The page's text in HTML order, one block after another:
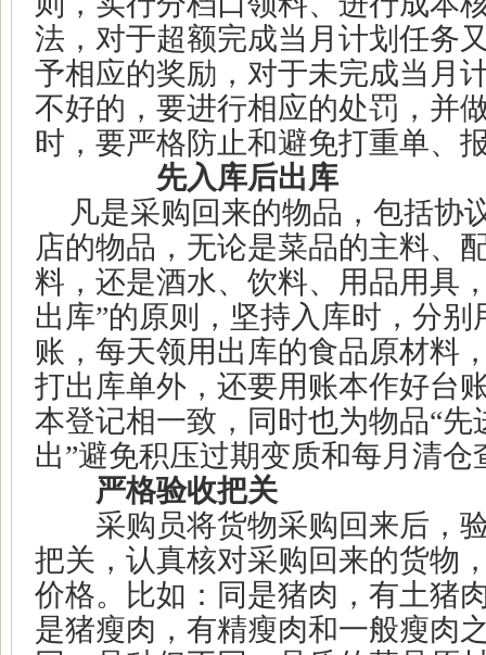
法，对于超额完成当月计划任务
予相应的奖励，对于未完成当月
不好的，要进行相应的处罚，并
时，要严格防止和避免打重单、
先入库后出库
凡是采购回来的物品，包括协
店的物品，无论是菜品的主料、
料，还是酒水、饮料、用品用具
出库”的原则，坚持入库时，分
账，每天领用出库的食品原材料
打出库单外，还要用账本作好台
本登记相一致，同时也为物品“先
出”避免积压过期变质和每月清仓
严格验收把关
采购员将货物采购回来后，验
把关，认真核对采购回来的货物
价格。比如：同是猪肉，有土猪
是猪瘦肉，有精瘦肉和一般瘦肉